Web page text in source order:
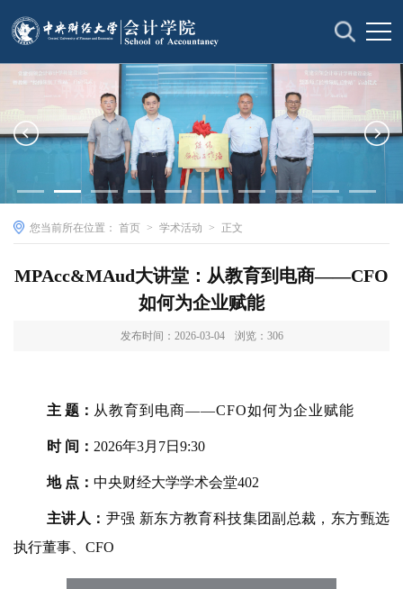
您当前所在位置： 首页 > 学术活动 > 正文
MPAcc&MAud大讲堂：从教育到电商——CFO
如何为企业赋能
发布时间：2026-03-04 浏览： 306
主 题 ： 从教育到电商——CFO如何为企业赋能
时 间 ： 2026年3月7日9:30
地 点 ： 中央财经大学学术会堂402
主讲人 ： 尹强 新东方教育科技集团副总裁，东方甄选
执行董事、CFO